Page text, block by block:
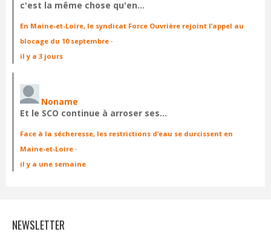
c'est la même chose qu'en…
En Maine-et-Loire, le syndicat Force Ouvrière rejoint l’appel au
blocage du 10 septembre ·
il y a 3 jours
Noname
Et le SCO continue à arroser ses…
Face à la sécheresse, les restrictions d’eau se durcissent en
Maine-et-Loire ·
il y a une semaine
NEWSLETTER